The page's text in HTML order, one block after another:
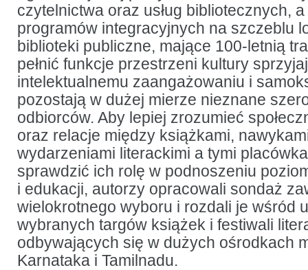
czytelnictwa oraz usług bibliotecznych,
programów integracyjnych na szczeblu
biblioteki publiczne, mające 100-letnią
pełnić funkcje przestrzeni kultury
intelektualnemu zaangażowaniu i
pozostają w dużej mierze nieznane
odbiorców. Aby lepiej zrozumieć
oraz relacje między książkami,
wydarzeniami literackimi a tymi
sprawdzić ich rolę w podnoszeniu
i edukacji, autorzy opracowali sondaż
wielokrotnego wyboru i rozdali je wśród
wybranych targów książek i festiwali
odbywających się w dużych ośrodkach
Karnataka i Tamilnadu.